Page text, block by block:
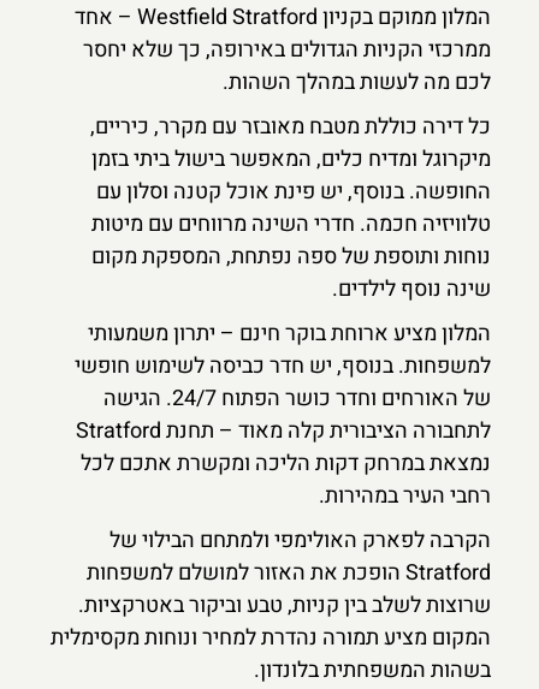
המלון ממוקם בקניון Westfield Stratford – אחד
ממרכזי הקניות הגדולים באירופה, כך שלא יחסר
לכם מה לעשות במהלך השהות.
כל דירה כוללת מטבח מאובזר עם מקרר, כיריים,
מיקרוגל ומדיח כלים, המאפשר בישול ביתי בזמן
החופשה. בנוסף, יש פינת אוכל קטנה וסלון עם
טלוויזיה חכמה. חדרי השינה מרווחים עם מיטות
נוחות ותוספת של ספה נפתחת, המספקת מקום
שינה נוסף לילדים.
המלון מציע ארוחת בוקר חינם – יתרון משמעותי
למשפחות. בנוסף, יש חדר כביסה לשימוש חופשי
של האורחים וחדר כושר הפתוח 24/7. הגישה
לתחבורה הציבורית קלה מאוד – תחנת Stratford
נמצאת במרחק דקות הליכה ומקשרת אתכם לכל
רחבי העיר במהירות.
הקרבה לפארק האולימפי ולמתחם הבילוי של
Stratford הופכת את האזור למושלם למשפחות
שרוצות לשלב בין קניות, טבע וביקור באטרקציות.
המקום מציע תמורה נהדרת למחיר ונוחות מקסימלית
בשהות המשפחתית בלונדון.